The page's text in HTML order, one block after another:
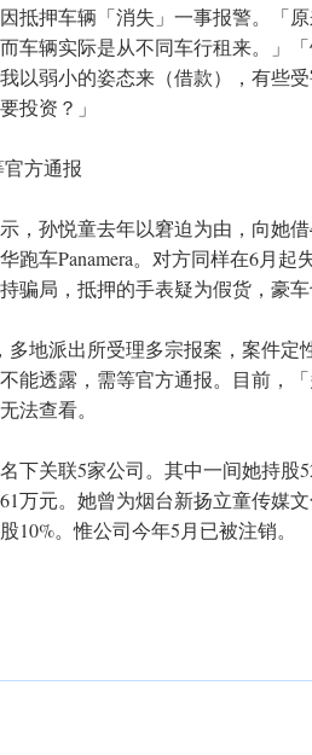
抵押车辆「消失」一事报警。「
车辆实际是从不同车行租来。」
以弱小的姿态来（借款），有些
投资？」
方通报
，孙悦童去年以窘迫为由，向她
跑车Panamera。对方同样在6月起
骗局，抵押的手表疑为假货，豪
多地派出所受理多宗报案，案件定
能透露，需等官方通报。目前，
法查看。
下关联5家公司。其中一间她持股
万元。她曾为烟台新扬立童传媒
10%。惟公司今年5月已被注销。